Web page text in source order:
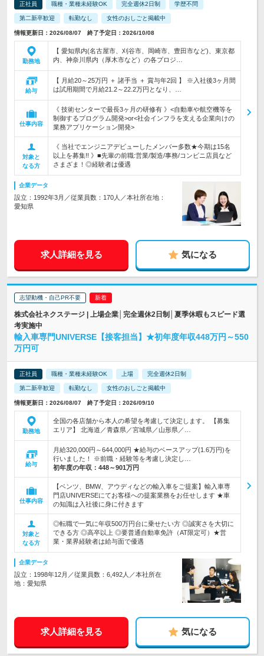
正社員 職種・業種未経験OK 完全週休2日制 学歴不問
第二新卒歓迎 転勤なし 女性のおしごと掲載中
情報更新日：2026/08/07 終了予定日：2026/10/08
勤務地
【 愛知県内(名古屋市、刈谷市、岡崎市、豊田市など)、東京都
内、神奈川県内（厚木市など）の各プロジ…
給与
【 月給20～25万円 ＋ 諸手当 ＋ 賞与年2回 】 ※入社後3ヶ月間
は試用期間で月給21.2～22.2万円となり、…
仕事内容
《 技術センターで最長3ヶ月の研修有 》<自動車や航空機等を
制御するプログラム開発>or<社会インフラを支える企業向けの
業務アプリケーション開発>
対象と
なる方
《 当社でエンジニアデビューしたメンバー多数★今期は15名
以上を募集!! 》■先輩の前職:営業/製造/事務/コンビニ店員など
さまざま！◎経験者は優遇
企業データ
設立：1992年3月／従業員数：170人／本社所在地：
愛知県
求人詳細を見る 気になる
志望動機・自己PR不要
株式会社ネクステージ | 上場企業│完全週休2日制│夏季休暇もスピード選
考実施中
輸入車専門UNIVERSE【接客担当】★初年度年収448万円～550
万円可
正社員 職種・業種未経験OK 上場 完全週休2日制
第二新卒歓迎 転勤なし 女性のおしごと掲載中
情報更新日：2026/08/07 終了予定日：2026/09/10
勤務地
全国の各店舗から本人の希望を考慮して決定します。 【募集
エリア】 北海道／青森県／宮城県／山形県／…
給与
月給320,000円～644,000円 ★給与のベースアップ(1.6万円)を
行いました！ ※前職・経験等を考慮し決定し…
初年度の年収： 448～901万円
仕事内容
【ベンツ、BMW、アウディなどの輸入車をご提案】輸入車専
門店UNIVERSEにてお客様への提案業務をお任せします ★車
の知識は入社後に身に付きます
対象と
なる方
◎転職で一気に年収500万円台に乗せたい方 ◎誠実さを大切に
できる方 ◎高卒以上 ◎要普通自動車免許（AT限定可）★営
業・業界経験者は給与面で優遇
企業データ
設立：1998年12月／従業員数：6,492人／本社所在
地：愛知県
求人詳細を見る 気になる